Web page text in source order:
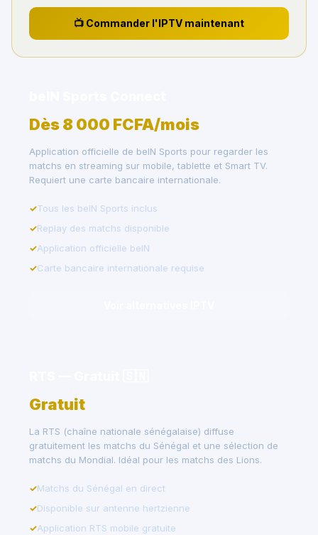
📺 Commander l'IPTV maintenant
Dès 8 000 FCFA/mois
Application officielle de beIN Sports pour regarder les
matchs en streaming sur mobile, tablette et Smart TV.
Requiert une carte bancaire internationale.
Tous les beIN Sports inclus
Replay des matchs disponible
Application officielle beIN
Carte bancaire internationale requise
Gratuit
La RTS (chaîne nationale sénégalaise) diffuse
gratuitement les matchs du Sénégal et une sélection de
matchs du Mondial. Idéal pour les matchs des Lions.
Matchs du Sénégal en direct
Disponible sur antenne hertzienne
Application RTS mobile gratuite